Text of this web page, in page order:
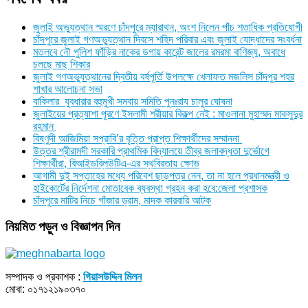
জুলাই অভ্যুত্থান স্মরণে চাঁদপুরে ম্যারাথন, অংশ নিলেন পাঁচ শতাধিক প্রতিযোগী
চাঁদপুরে জুলাই গণঅভ্যুত্থান দিবসে শহিদ পরিবার এবং জুলাই যোদ্ধাদের সংবর্ধনা
মতলবে নৌ পুলিশ ফাঁড়ির নাকের ডগায় কারেন্ট জালের রমরমা বাণিজ্য, অবাধে
চলছে মাছ শিকার
জুলাই গণঅভ্যুত্থানের দ্বিতীয় বর্ষপূর্তি উপলক্ষে খেলাফত মজলিস চাঁদপুর শহর
শাখার আলোচনা সভা
বাকিলার যুবধারার বহুমুখী সমবায় সমিতি পুনঃরায চালুর ঘোষনা
জুলাইয়ের প্রত্যাশা পূরণে ইসলামী শরীয়ার বিকল্প নেই : মাওলানা মুহাম্মদ মাকসুদুর
রহমান
বিষ্ণুদী আজিমিয়া সপ্রাবি’র বৃত্তি প্রাপ্ত শিক্ষার্থীদের সম্মাননা
উত্তর শ্রীরামদী সরকারি প্রাথমিক বিদ্যালয়ে তীব্র জলাবদ্ধতা দুর্ভোগে
শিক্ষার্থীরা, বিআইডব্লিউটিএ-এর স্থবিরতায় ক্ষোভ
আগামী দুই সপ্তাহের মধ্যে পরিবেশ ছাড়পত্র নেন, তা না হলে প্রধানমন্ত্রী ও
হাইকোর্টের নির্দেশনা মোতাবেক ব্যবস্থা গ্রহন করা হবে:জেলা প্রশাসক
চাঁদপুরে মাটির নিচে গাঁজার ড্রাম, মাদক কারবারি আটক
নিয়মিত পড়ুন ও বিজ্ঞাপন দিন
সম্পাদক ও প্রকাশক : গিয়াসউদ্দিন মিলন
মোবা: ০১৭১২১৯০৩৭০